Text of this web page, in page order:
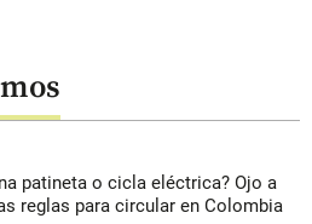
patineta o cicla eléctrica? Ojo a
reglas para circular en Colombia